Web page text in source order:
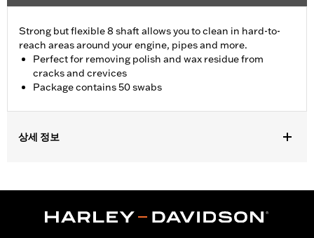
Strong but flexible 8 shaft allows you to clean in hard-to-
reach areas around your engine, pipes and more.
Perfect for removing polish and wax residue from
cracks and crevices
Package contains 50 swabs
상세 정보
Sold In Units:Each